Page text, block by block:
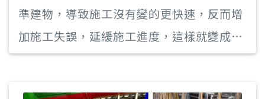
準建物，導致施工沒有變的更快速，反而增
加施工失誤，延緩施工進度，這樣就變成花
了錢，結果買到一個不能用的機器回去，深